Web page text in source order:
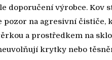
doporučení výrobce. Kov
na agresivní čističe,
a prostředkem na
krytky nebo